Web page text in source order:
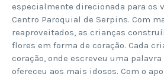
especialmente direcionada para os
Centro Paroquial de Serpins. Com
reaproveitados, as crianças
flores em forma de coração. Cada
coração, onde escreveu uma palavra
ofereceu aos mais idosos. Com o